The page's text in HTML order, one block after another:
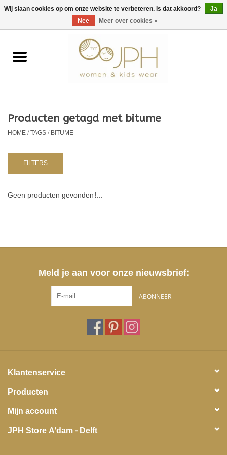
EUR/GBP/USD 0 Artikelen - €0,00
Home
Kids
NURSERY / TABLEWARE
Producten getagd met bitume
HOME/TAGS/BITUME
FILTERS
Geen producten gevonden!...
Meld je aan voor onze nieuwsbrief:
ABONNEER
Klantenservice
Producten
Mijn account
JPH Store A'dam - Delft
Wij slaan cookies op om onze website te verbeteren. Is dat akkoord?
Ja
Nee
Meer over cookies »